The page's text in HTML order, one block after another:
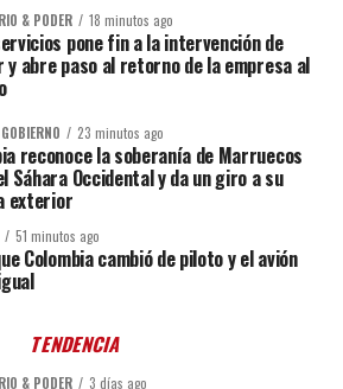
& PODER 18 minutos ago
pone fin a la intervención de
y abre paso al retorno de la empresa al
23 minutos ago
reconoce la soberanía de Marruecos
Sáhara Occidental y da un giro a su
exterior
51 minutos ago
Colombia cambió de piloto y el avión
TENDENCIA
& PODER 3 días ago